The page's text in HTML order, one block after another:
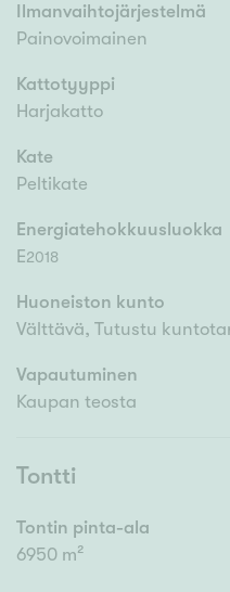
Ilmanvaihtojärjestelmä
Painovoimainen
Kattotyyppi
Harjakatto
Kate
Peltikate
Energiatehokkuusluokka
E2018
Huoneiston kunto
Välttävä, Tutustu
Vapautuminen
Kaupan teosta
Tontti
Tontin pinta-ala
6950 m²